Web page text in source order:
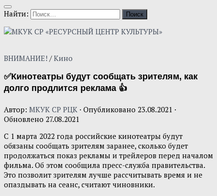
Найти:
ВНИМАНИЕ! / Кино
✅Кинотеатры будут сообщать зрителям, как
долго продлится реклама 👍
Автор: МКУК СР РЦК · Опубликовано 23.08.2021 ·
Обновлено 27.08.2021
С 1 марта 2022 года российские кинотеатры будут
обязаны сообщать зрителям заранее, сколько будет
продолжаться показ рекламы и трейлеров перед началом
фильма. Об этом сообщила пресс-служба правительства.
Это позволит зрителям лучше рассчитывать время и не
опаздывать на сеанс, считают чиновники.